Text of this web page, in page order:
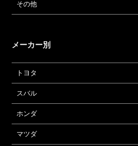
その他
メーカー別
トヨタ
スバル
ホンダ
マツダ